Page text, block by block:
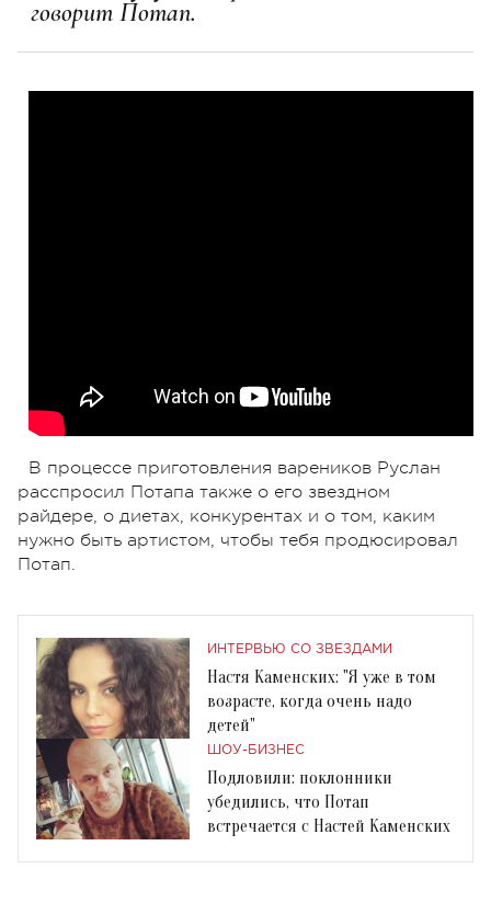
говорит Потап.
В процессе приготовления вареников Руслан
расспросил Потапа также о его звездном
райдере, о диетах, конкурентах и о том, каким
нужно быть артистом, чтобы тебя продюсировал
Потап.
ИНТЕРВЬЮ СО ЗВЕЗДАМИ
Настя Каменских: "Я уже в том
возрасте, когда очень надо
детей"
ШОУ-БИЗНЕС
Подловили: поклонники
убедились, что Потап
встречается с Настей Каменских